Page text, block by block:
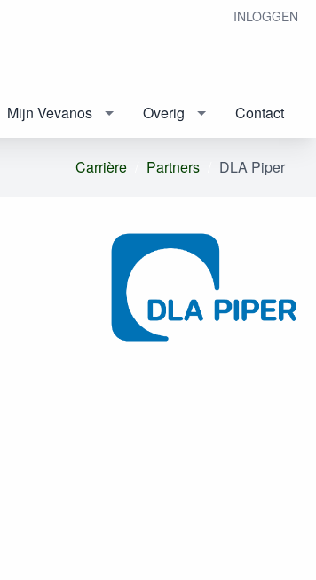
INLOGGEN
Mijn Vevanos Overig Contact
Carrière Partners DLA Piper